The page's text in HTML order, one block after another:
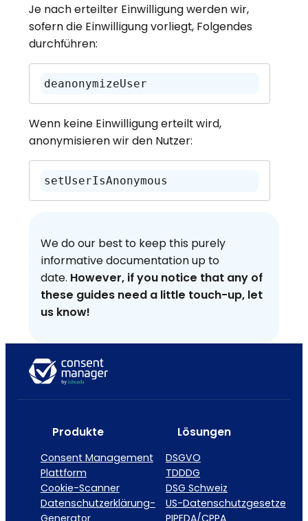
Je nach erteilter Einwilligung werden wir,
sofern die Einwilligung vorliegt, Folgendes
durchführen:
deanonymizeUser
Wenn keine Einwilligung erteilt wird,
anonymisieren wir den Nutzer:
setUserIsAnonymous
We do our best to keep this purely
informative documentation up to
date. However, if you notice that any of
these guides need a little touch-up, let
us know!
Produkte
Consent Management
Plattform
Cookie-Scanner
Datenschutzerklärung-
Generator
Lösungen
DSGVO
TDDDG
DSG Schweiz
US-Datenschutzgesetze
PIPEDA/CPPA